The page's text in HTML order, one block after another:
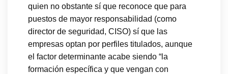
quien no obstante sí que reconoce que para
puestos de mayor responsabilidad (como
director de seguridad, CISO) sí que las
empresas optan por perfiles titulados, aunque
el factor determinante acabe siendo “la
formación específica y que vengan con